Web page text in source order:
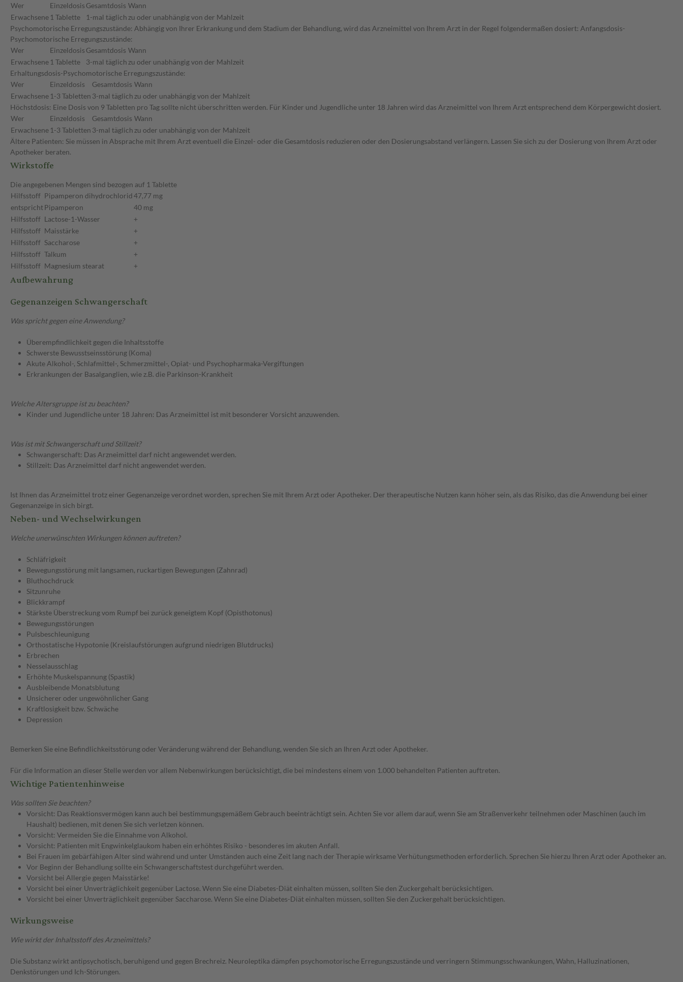
Wer
Einzeldosis Gesamtdosis Wann
Erwachsene 1 Tablette 1-mal täglich zu oder unabhängig von der Mahlzeit
Psychomotorische Erregungszustände: Abhängig von Ihrer Erkrankung und dem Stadium der Behandlung, wird das Arzneimittel von Ihrem Arzt in der Regel folgendermaßen dosiert: Anfangsdosis-
Psychomotorische Erregungszustände:
Wer
Einzeldosis Gesamtdosis Wann
Erwachsene 1 Tablette 3-mal täglich zu oder unabhängig von der Mahlzeit
Erhaltungsdosis-Psychomotorische Erregungszustände:
Wer
Einzeldosis Gesamtdosis Wann
Erwachsene 1-3 Tabletten 3-mal täglich zu oder unabhängig von der Mahlzeit
Höchstdosis: Eine Dosis von 9 Tabletten pro Tag sollte nicht überschritten werden. Für Kinder und Jugendliche unter 18 Jahren wird das Arzneimittel von Ihrem Arzt entsprechend dem Körpergewicht dosiert.
Wer
Einzeldosis Gesamtdosis Wann
Erwachsene 1-3 Tabletten 3-mal täglich zu oder unabhängig von der Mahlzeit
Ältere Patienten: Sie müssen in Absprache mit Ihrem Arzt eventuell die Einzel- oder die Gesamtdosis reduzieren oder den Dosierungsabstand verlängern. Lassen Sie sich zu der Dosierung von Ihrem Arzt oder
Apotheker beraten.
Wirkstoffe
Die angegebenen Mengen sind bezogen auf 1 Tablette
Hilfsstoff Pipamperon dihydrochlorid47,77 mg
entsprichtPipamperon
40 mg
Hilfsstoff Lactose-1-Wasser
+
Hilfsstoff Maisstärke
+
Hilfsstoff Saccharose
+
Hilfsstoff Talkum
+
Hilfsstoff Magnesium stearat +
Aufbewahrung
Gegenanzeigen Schwangerschaft
Was spricht gegen eine Anwendung?
Überempfindlichkeit gegen die Inhaltsstoffe
Schwerste Bewusstseinsstörung (Koma)
Akute Alkohol-, Schlafmittel-, Schmerzmittel-, Opiat- und Psychopharmaka-Vergiftungen
Erkrankungen der Basalganglien, wie z.B. die Parkinson-Krankheit
Welche Altersgruppe ist zu beachten?
Kinder und Jugendliche unter 18 Jahren: Das Arzneimittel ist mit besonderer Vorsicht anzuwenden.
Was ist mit Schwangerschaft und Stillzeit?
Schwangerschaft: Das Arzneimittel darf nicht angewendet werden.
Stillzeit: Das Arzneimittel darf nicht angewendet werden.
Ist Ihnen das Arzneimittel trotz einer Gegenanzeige verordnet worden, sprechen Sie mit Ihrem Arzt oder Apotheker. Der therapeutische Nutzen kann höher sein, als das Risiko, das die Anwendung bei einer
Gegenanzeige in sich birgt.
Neben- und Wechselwirkungen
Welche unerwünschten Wirkungen können auftreten?
Schläfrigkeit
Bewegungsstörung mit langsamen, ruckartigen Bewegungen (Zahnrad)
Bluthochdruck
Sitzunruhe
Blickkrampf
Stärkste Überstreckung vom Rumpf bei zurück geneigtem Kopf (Opisthotonus)
Bewegungsstörungen
Pulsbeschleunigung
Orthostatische Hypotonie (Kreislaufstörungen aufgrund niedrigen Blutdrucks)
Erbrechen
Nesselausschlag
Erhöhte Muskelspannung (Spastik)
Ausbleibende Monatsblutung
Unsicherer oder ungewöhnlicher Gang
Kraftlosigkeit bzw. Schwäche
Depression
Bemerken Sie eine Befindlichkeitsstörung oder Veränderung während der Behandlung, wenden Sie sich an Ihren Arzt oder Apotheker.
Für die Information an dieser Stelle werden vor allem Nebenwirkungen berücksichtigt, die bei mindestens einem von 1.000 behandelten Patienten auftreten.
Wichtige Patientenhinweise
Was sollten Sie beachten?
Vorsicht: Das Reaktionsvermögen kann auch bei bestimmungsgemäßem Gebrauch beeinträchtigt sein. Achten Sie vor allem darauf, wenn Sie am Straßenverkehr teilnehmen oder Maschinen (auch im
Haushalt) bedienen, mit denen Sie sich verletzen können.
Vorsicht: Vermeiden Sie die Einnahme von Alkohol.
Vorsicht: Patienten mit Engwinkelglaukom haben ein erhöhtes Risiko - besonderes im akuten Anfall.
Bei Frauen im gebärfähigen Alter sind während und unter Umständen auch eine Zeit lang nach der Therapie wirksame Verhütungsmethoden erforderlich. Sprechen Sie hierzu Ihren Arzt oder Apotheker an.
Vor Beginn der Behandlung sollte ein Schwangerschaftstest durchgeführt werden.
Vorsicht bei Allergie gegen Maisstärke!
Vorsicht bei einer Unverträglichkeit gegenüber Lactose. Wenn Sie eine Diabetes-Diät einhalten müssen, sollten Sie den Zuckergehalt berücksichtigen.
Vorsicht bei einer Unverträglichkeit gegenüber Saccharose. Wenn Sie eine Diabetes-Diät einhalten müssen, sollten Sie den Zuckergehalt berücksichtigen.
Wirkungsweise
Wie wirkt der Inhaltsstoff des Arzneimittels?
Die Substanz wirkt antipsychotisch, beruhigend und gegen Brechreiz. Neuroleptika dämpfen psychomotorische Erregungszustände und verringern Stimmungsschwankungen, Wahn, Halluzinationen,
Denkstörungen und Ich-Störungen.